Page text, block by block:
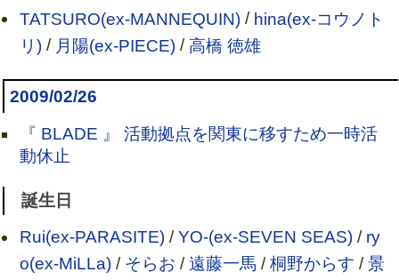
TATSURO(ex-MANNEQUIN)/ hina(ex-コウノト
リ)/ 月陽(ex-PIECE)/高橋 徳雄
2009/02/26
『 BLADE 』 活動拠点を関東に移すため一時活
動休止
誕生日
Rui(ex-PARASITE)/YO-(ex-SEVEN SEAS)/ ry
o(ex-MiLLa)/ そらお /遠藤一馬 /桐野からす /景